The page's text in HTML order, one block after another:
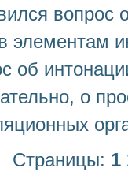
вопрос
элементам
об
о
Страницы: 1